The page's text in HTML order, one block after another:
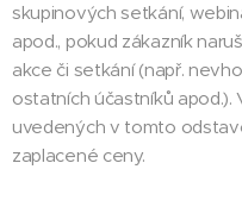
skupinových setkání,
apod., pokud zákazník
akce či setkání (např.
ostatních účastníků
uvedených v tomto
zaplacené ceny.